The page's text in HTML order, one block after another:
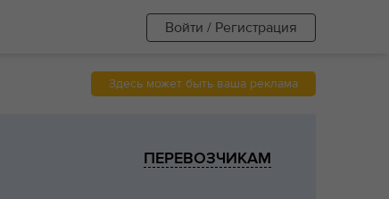
Войти / Регистрация
Здесь может быть ваша реклама
ПЕРЕВОЗЧИКАМ